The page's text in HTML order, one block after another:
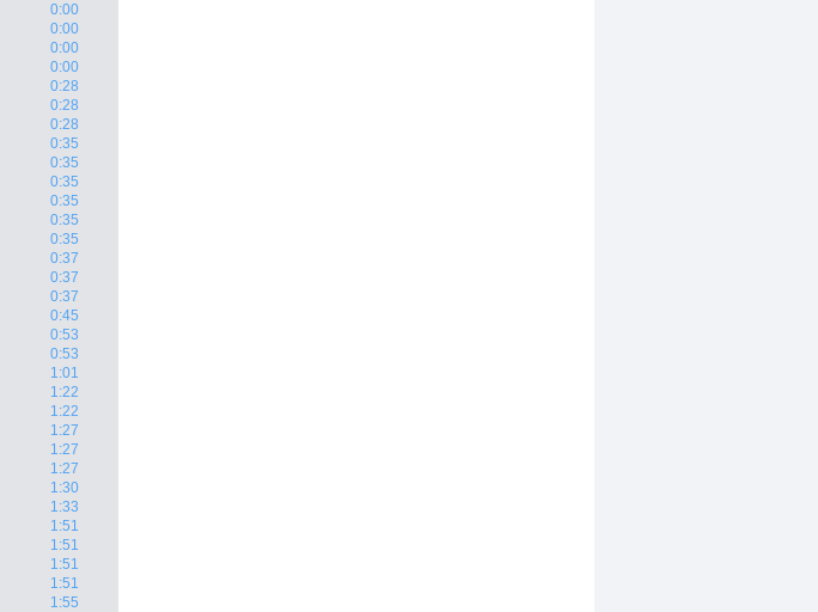
0:00
0:00
0:00
0:00
0:28
0:28
0:28
0:35
0:35
0:35
0:35
0:35
0:35
0:37
0:37
0:37
0:45
0:53
0:53
1:01
1:22
1:22
1:27
1:27
1:27
1:30
1:33
1:51
1:51
1:51
1:51
1:55